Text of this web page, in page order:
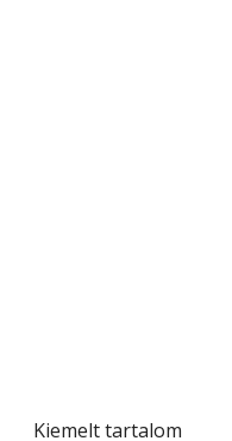
Kiemelt tartalom